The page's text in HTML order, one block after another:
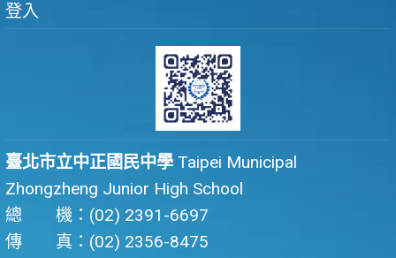
登入
臺北市立中正國民中學 Taipei Municipal
Zhongzheng Junior High School
總 機：(02) 2391-6697
傳 真：(02) 2356-8475